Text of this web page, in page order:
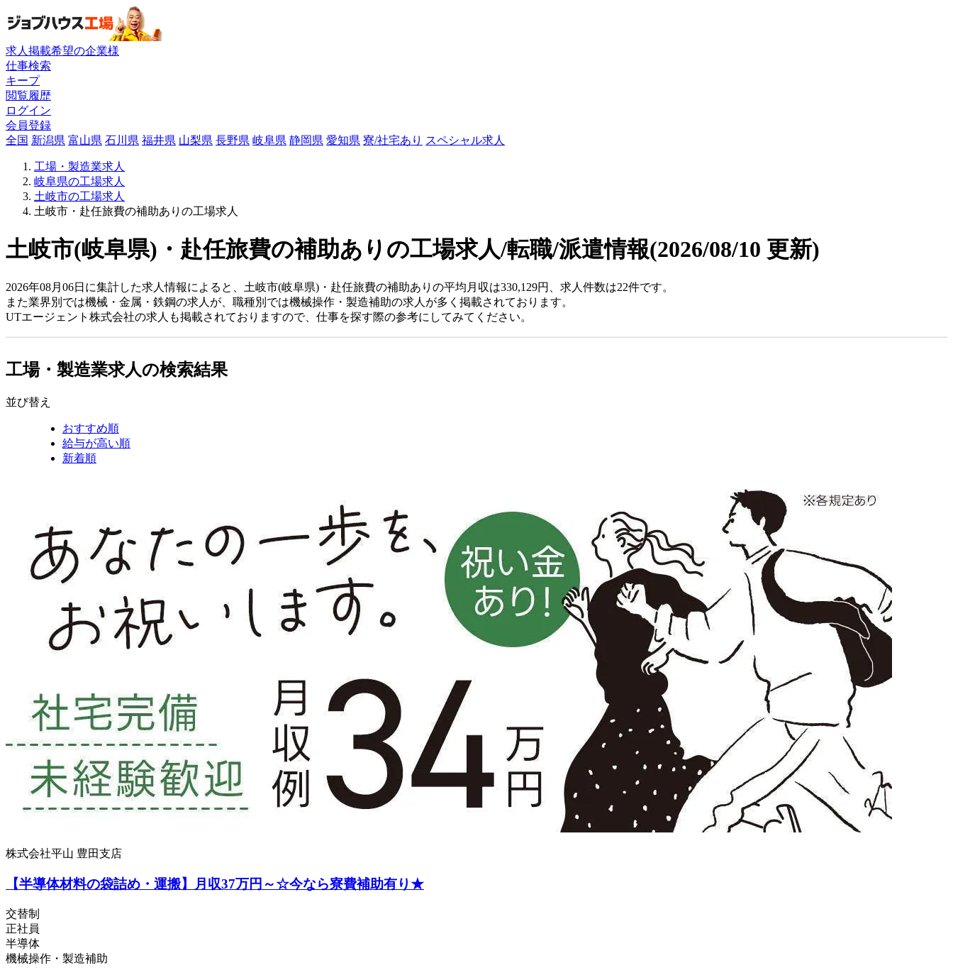
求人掲載希望の企業様
仕事検索
キープ
閲覧履歴
ログイン
会員登録
全国 新潟県 富山県 石川県 福井県 山梨県 長野県 岐阜県 静岡県 愛知県 寮/社宅あり スペシャル求人
工場・製造業求人
岐阜県の工場求人
土岐市の工場求人
土岐市・赴任旅費の補助ありの工場求人
土岐市(岐阜県)・赴任旅費の補助ありの工場求人/転職/派遣情報(2026/08/10 更新)
2026年08月06日に集計した求人情報によると、土岐市(岐阜県)・赴任旅費の補助ありの平均月収は330,129円、求人件数は22件です。
また業界別では機械・金属・鉄鋼の求人が、職種別では機械操作・製造補助の求人が多く掲載されております。
UTエージェント株式会社の求人も掲載されておりますので、仕事を探す際の参考にしてみてください。
工場・製造業求人の検索結果
並び替え
おすすめ順
給与が高い順
新着順
株式会社平山 豊田支店
【半導体材料の袋詰め・運搬】月収37万円～☆今なら寮費補助有り★
交替制
正社員
半導体
機械操作・製造補助